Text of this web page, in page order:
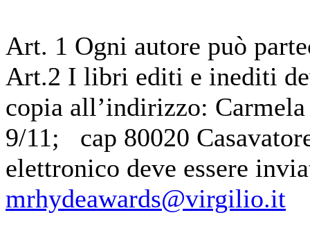
Art. 1 Ogni autore può
Art.2 I libri editi e inediti
copia all’indirizzo:
9/11; cap 80020
elettronico deve essere
mrhydeawards@virgilio.it